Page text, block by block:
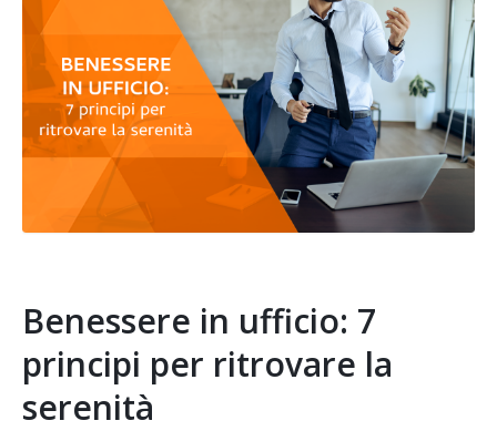
Benessere in ufficio: 7
principi per ritrovare la
serenità